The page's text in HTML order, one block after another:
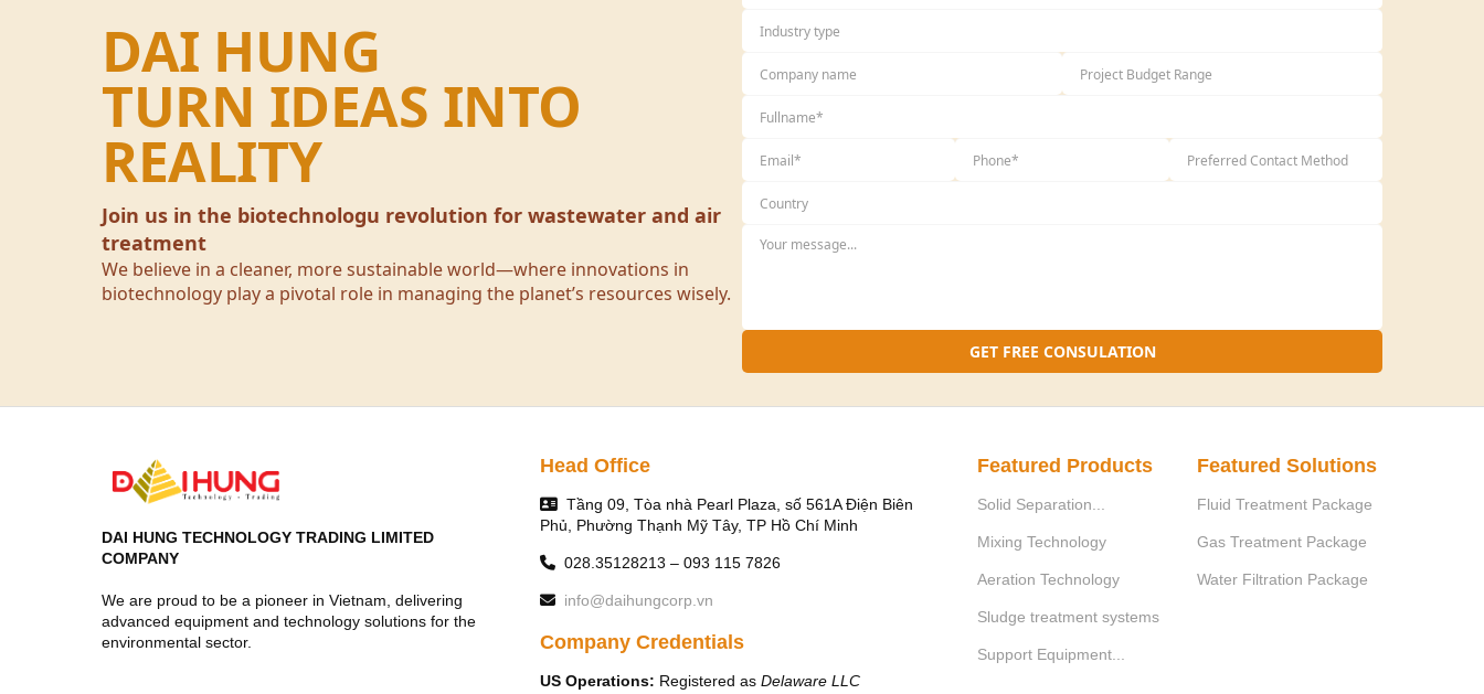
Ví dụ: Lê Văn Nam – Ứng tuyển học việc bộ phận đồ họa
Hồ sơ bản cứng cần chuẩn bị (sẽ gửi sau nếu đạt yêu cầu) gồm:
Giấy khám sức khoẻ của cơ quan y tế
Bản sao giấy khai sinh (có công chứng).
Bản sao quá trình học tập (bảng điểm tốt nghiệp), các văn bằng
chứng chỉ (có công chứng) nếu đã tốt nghiệp.
hoặc xác nhận của chính quyền địa phương nơi bạn đăng ký hộ
Ảnh 4x6: 4 chiếc (đã bao gồm 1 chiếc gắn trên sơ yếu lý lịch).
Mọi thắc mắc vui lòng liên hệ:
Công ty cổ phần phát triển nguồn mở Việt Nam.
Trụ sở chính: Tầng 6, tòa nhà Sông Đà, 131 Trần Phú, Văn Quán, Hà Đông, Hà Nội.
- Website:http://www.vinades.vn
DAI HUNG
TURN IDEAS INTO
REALITY
Join us in the biotechnologu revolution for wastewater and air
treatment
We believe in a cleaner, more sustainable world—where innovations in
biotechnology play a pivotal role in managing the planet’s resources wisely.
GET FREE CONSULATION
DAI HUNG TECHNOLOGY TRADING LIMITED
COMPANY
We are proud to be a pioneer in Vietnam, delivering
advanced equipment and technology solutions for the
environmental sector.
Head Office
Tầng 09, Tòa nhà Pearl Plaza, số 561A Điện Biên
Phủ, Phường Thạnh Mỹ Tây, TP Hồ Chí Minh
028.35128213 – 093 115 7826
info@daihungcorp.vn
Company Credentials
US Operations: Registered as Delaware LLC
Featured Products
Solid Separation...
Mixing Technology
Aeration Technology
Sludge treatment systems
Support Equipment...
Featured Solutions
Fluid Treatment Package
Gas Treatment Package
Water Filtration Package